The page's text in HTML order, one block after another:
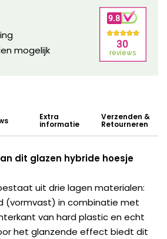
mogelijk
Extra
informatie
Verzenden &
Retourneren
dit glazen hybride hoesje
uit drie lagen materialen:
(vormvast) in combinatie met
van hard plastic en echt
het glanzende effect biedt dit